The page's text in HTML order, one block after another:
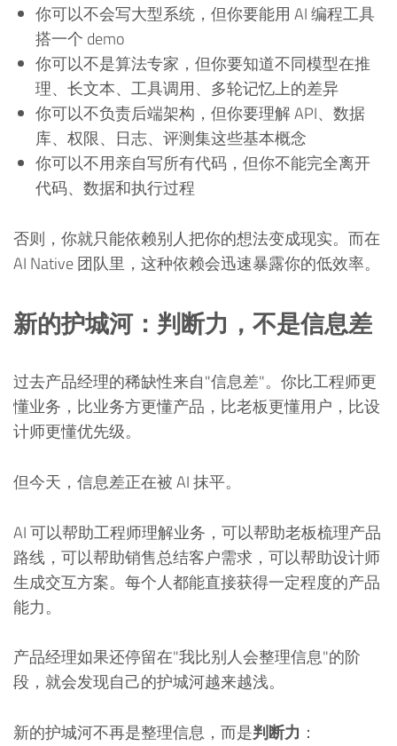
你可以不会写大型系统，但你要能用 AI 编程工具
搭一个 demo
你可以不是算法专家，但你要知道不同模型在推
理、长文本、工具调用、多轮记忆上的差异
你可以不负责后端架构，但你要理解 API、数据
库、权限、日志、评测集这些基本概念
你可以不用亲自写所有代码，但你不能完全离开
代码、数据和执行过程
否则，你就只能依赖别人把你的想法变成现实。而在
AI Native 团队里，这种依赖会迅速暴露你的低效率。
新的护城河：判断力，不是信息差
过去产品经理的稀缺性来自"信息差"。你比工程师更
懂业务，比业务方更懂产品，比老板更懂用户，比设
计师更懂优先级。
但今天，信息差正在被 AI 抹平。
AI 可以帮助工程师理解业务，可以帮助老板梳理产品
路线，可以帮助销售总结客户需求，可以帮助设计师
生成交互方案。每个人都能直接获得一定程度的产品
能力。
产品经理如果还停留在"我比别人会整理信息"的阶
段，就会发现自己的护城河越来越浅。
新的护城河不再是整理信息，而是判断力 ：